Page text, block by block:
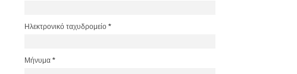
Ηλεκτρονικό ταχυδρομείο *
Μήνυμα *